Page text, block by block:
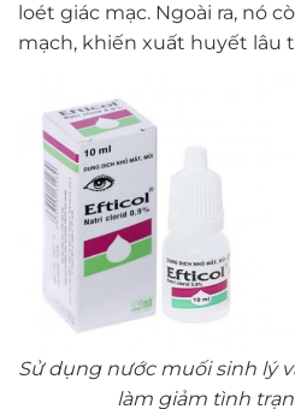
loét giác mạc. Ngoài ra, nó
mạch, khiến xuất huyết lâu
Sử dụng nước muối sinh lý
làm giảm tình